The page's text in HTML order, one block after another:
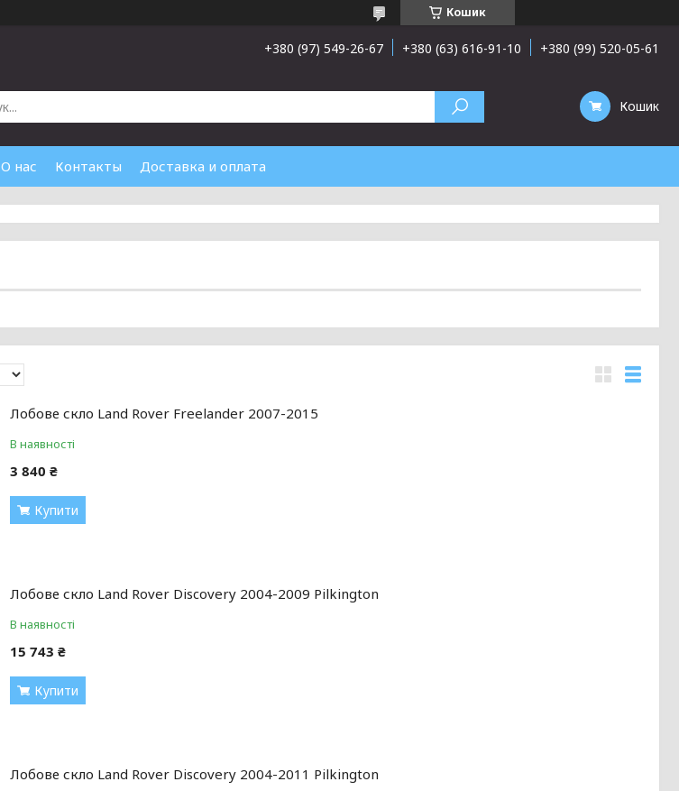
Кошик
+380 (97) 549-26-67 +380 (63) 616-91-10 +380 (99) 520-05-61
Кошик
О нас Контакты Доставка и оплата
Лобове скло Land Rover Freelander 2007-2015
В наявності
3 840 ₴
Купити
Лобове скло Land Rover Discovery 2004-2009 Pilkington
В наявності
15 743 ₴
Купити
Лобове скло Land Rover Discovery 2004-2011 Pilkington